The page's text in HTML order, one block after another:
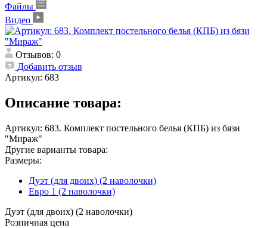
Файлы
Видео
Отзывов: 0
Добавить отзыв
Артикул: 683
Описание товара:
Артикул: 683. Комплект постельного белья (КПБ) из бязи
"Мираж"
Другие варианты товара:
Размеры:
Дуэт (для двоих) (2 наволочки)
Евро 1 (2 наволочки)
Дуэт (для двоих) (2 наволочки)
Розничная цена